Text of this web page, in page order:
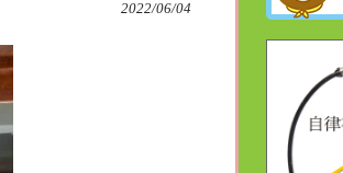
2022/06/04